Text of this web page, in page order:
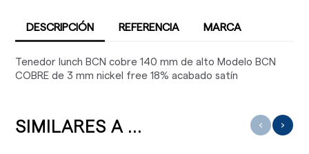
DESCRIPCIÓN REFERENCIA MARCA
Tenedor lunch BCN cobre 140 mm de alto Modelo BCN
COBRE de 3 mm nickel free 18% acabado satín
SIMILARES A ... ‹ ›